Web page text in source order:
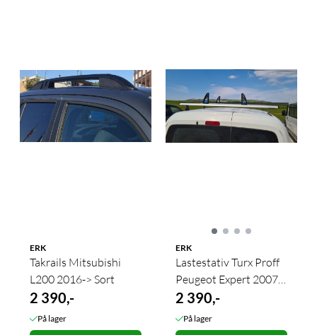
ERK
Takrails Mitsubishi
L200 2016-> Sort
2 390,-
På lager
ERK
Lastestativ Turx Proff
Peugeot Expert 2007-
2015 2 stk. Sølv
2 390,-
På lager